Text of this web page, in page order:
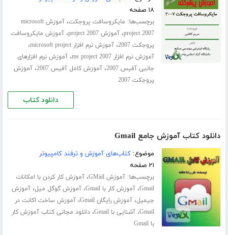
۱۸ صفحه
برچسب‌ها: مایکروسافت پروجکت،
آموزش microsoft
project 2007،آموزش project 2007 ،آموزش مایکروسافت
پروجکت 2007
،آموزش نرم افزار microsoft project ،
آموزش نرم افزار ms project 2007 ،آموزش نرم افزارهای
جانبی آفیس 2007
،آموزش کامل آفیس 2007 ،آموزش
پروجکت 2007
دانلود کتاب
دانلود کتاب آموزش جامع Gmail
موضوع:کتاب‌های آموزش و ترفند کامپیوتر
۲۱ صفحه
برچسب‌ها:آموزش GMail ،آموزش کار کردن با امکانات
Gmail،آموزش کار با Gmail ،آموزش گوگل میل،آموزش
جیمیل،آموزش رایگان Gmail ،آموزش ساخت اکانت در
Gmail،آشنایی با Gmail ،دانلود مجانی کتاب آموزش کار
با Gmail